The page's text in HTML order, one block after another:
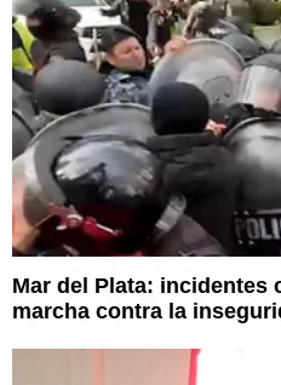
Mar del Plata: incidentes
marcha contra la